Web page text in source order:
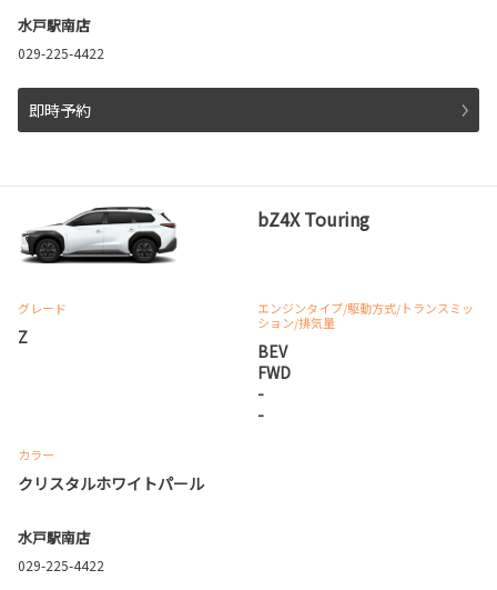
水戸駅南店
029-225-4422
即時予約
bZ4X Touring
グレード
Z
エンジンタイプ/駆動方式/トランスミッ
ション/排気量
BEV
FWD
-
-
カラー
クリスタルホワイトパール
水戸駅南店
029-225-4422